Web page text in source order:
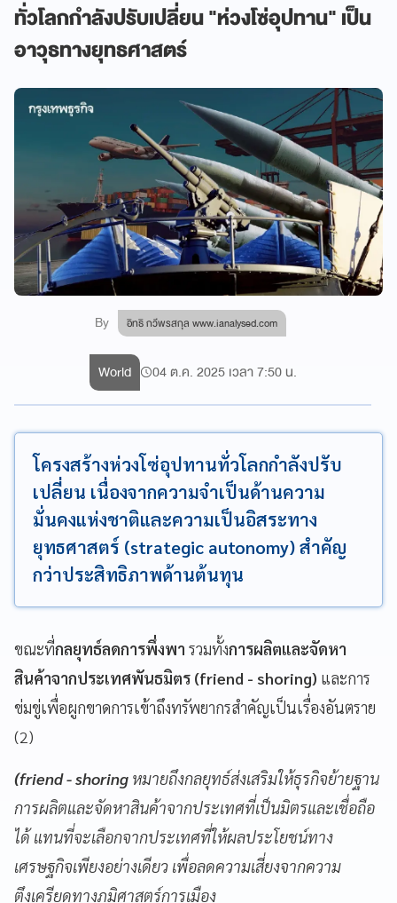
ทั่วโลกกำลังปรับเปลี่ยน "ห่วงโซ่อุปทาน" เป็น
อาวุธทางยุทธศาสตร์
By อิทธิ กวีพรสกุล www.ianalysed.com
World 04 ต.ค. 2025 เวลา 7:50 น.
โครงสร้างห่วงโซ่อุปทานทั่วโลกกำลังปรับ
เปลี่ยน เนื่องจากความจำเป็นด้านความ
มั่นคงแห่งชาติและความเป็นอิสระทาง
ยุทธศาสตร์ (strategic autonomy) สำคัญ
กว่าประสิทธิภาพด้านต้นทุน
ขณะที่กลยุทธ์ลดการพึ่งพา รวมทั้งการผลิตและจัดหา
สินค้าจากประเทศพันธมิตร (friend - shoring) และการ
ข่มขู่เพื่อผูกขาดการเข้าถึงทรัพยากรสำคัญเป็นเรื่องอันตราย
(2)
(friend - shoring หมายถึงกลยุทธ์ส่งเสริมให้ธุรกิจย้ายฐาน
การผลิตและจัดหาสินค้าจากประเทศที่เป็นมิตรและเชื่อถือ
ได้ แทนที่จะเลือกจากประเทศที่ให้ผลประโยชน์ทาง
เศรษฐกิจเพียงอย่างเดียว เพื่อลดความเสี่ยงจากความ
ตึงเครียดทางภูมิศาสตร์การเมือง